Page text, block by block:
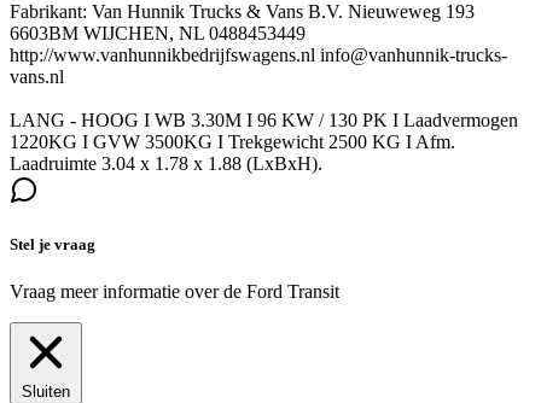
Fabrikant: Van Hunnik Trucks & Vans B.V. Nieuweweg 193
6603BM WIJCHEN, NL 0488453449
http://www.vanhunnikbedrijfswagens.nl info@vanhunnik-trucks-
vans.nl
LANG - HOOG I WB 3.30M I 96 KW / 130 PK I Laadvermogen
1220KG I GVW 3500KG I Trekgewicht 2500 KG I Afm.
Laadruimte 3.04 x 1.78 x 1.88 (LxBxH).
Stel je vraag
Vraag meer informatie over de Ford Transit
Sluiten